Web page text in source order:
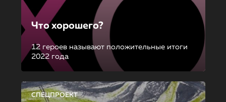
Что хорошего?
12 героев называют положительные итоги
2022 года
СПЕЦПРОЕКТ